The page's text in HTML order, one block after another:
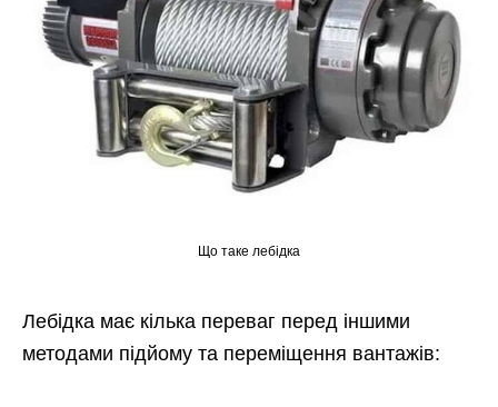
Що таке лебідка
Лебідка має кілька переваг перед іншими
методами підйому та переміщення вантажів: